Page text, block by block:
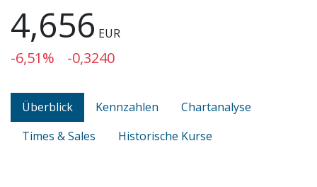
4,656 EUR
-6,51% -0,3240
Überblick Kennzahlen
Chartanalyse
Times & Sales
Historische Kurse